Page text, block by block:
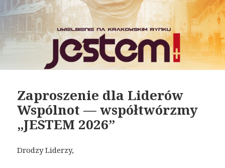
Zaproszenie dla Liderów
Wspólnot — współtwórzmy
„JESTEM 2026”
Drodzy Liderzy,